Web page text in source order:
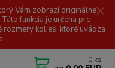
Vám zobrazí originálne
funkcia je určená pre
rozmery kolies, ktoré uvádza
0 ks